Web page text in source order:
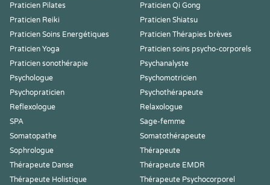
Praticien Pilates
Praticien Qi Gong
Praticien Reiki
Praticien Shiatsu
Praticien Soins Energétiques
Praticien Thérapies brèves
Praticien Yoga
Praticien soins psycho-corporels
Praticien sonothérapie
Psychanalyste
Psychologue
Psychomotricien
Psychopraticien
Psychothérapeute
Reflexologue
Relaxologue
SPA
Sage-femme
Somatopathe
Somatothérapeute
Sophrologue
Thérapeute
Thérapeute Danse
Thérapeute EMDR
Thérapeute Holistique
Thérapeute Psychocorporel